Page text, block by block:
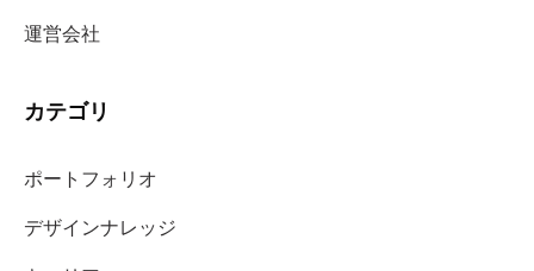
運営会社
カテゴリ
ポートフォリオ
デザインナレッジ